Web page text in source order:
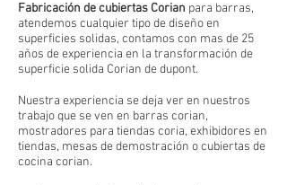
Fabricación de cubiertas Corian para barras,
atendemos cualquier tipo de diseño en
superficies solidas, contamos con mas de 25
años de experiencia en la transformación de
superficie solida Corian de dupont.
Nuestra experiencia se deja ver en nuestros
trabajo que se ven en barras corian,
mostradores para tiendas coria, exhibidores en
tiendas, mesas de demostración o cubiertas de
cocina corian.